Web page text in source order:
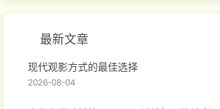
最新文章
现代观影方式的最佳选择
2026-08-04